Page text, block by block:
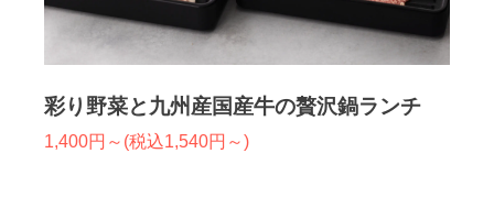
彩り野菜と九州産国産牛の贅沢鍋ランチ
1,400円～(税込1,540円～)